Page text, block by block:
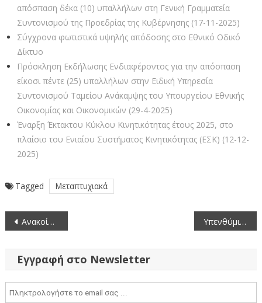
απόσπαση δέκα (10) υπαλλήλων στη Γενική Γραμματεία
Συντονισμού της Προεδρίας της Κυβέρνησης (17-11-2025)
Σύγχρονα φωτιστικά υψηλής απόδοσης στο Εθνικό Οδικό
Δίκτυο
Πρόσκληση Εκδήλωσης Ενδιαφέροντος για την απόσπαση
είκοσι πέντε (25) υπαλλήλων στην Ειδική Υπηρεσία
Συντονισμού Ταμείου Ανάκαμψης του Υπουργείου Εθνικής
Οικονομίας και Οικονομικών (29-4-2025)
Έναρξη Έκτακτου Κύκλου Κινητικότητας έτους 2025, στο
πλαίσιο του Ενιαίου Συστήματος Κινητικότητας (ΕΣΚ) (12-12-
2025)
Tagged Μεταπτυχιακά
Πλοήγηση
άρθρων
Ανακοίνωση διενέργειας κλήρωσης για την συγκρότηση τριμελούς επιτροπής συντήρησης Υπενθύμιση υποβολής ηλεκτρονικού μηχανογραφικού δελτίου υποψηφίων που πάσχουν από σοβαρές παθήσεις
Εγγραφή στο Newsletter